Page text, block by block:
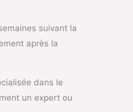
suivant la
après la
dans le
un expert ou